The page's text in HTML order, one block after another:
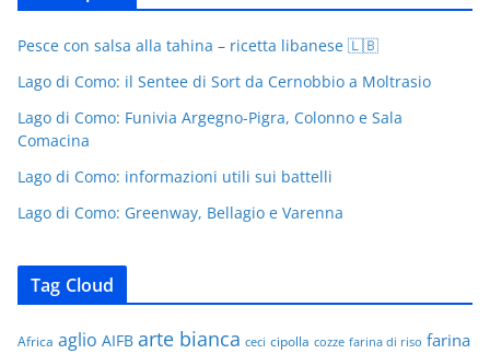
Pesce con salsa alla tahina – ricetta libanese 🇱🇧
Lago di Como: il Sentee di Sort da Cernobbio a Moltrasio
Lago di Como: Funivia Argegno-Pigra, Colonno e Sala
Comacina
Lago di Como: informazioni utili sui battelli
Lago di Como: Greenway, Bellagio e Varenna
Tag Cloud
Africa aglio AIFB arte bianca ceci cipolla cozze farina di riso farina